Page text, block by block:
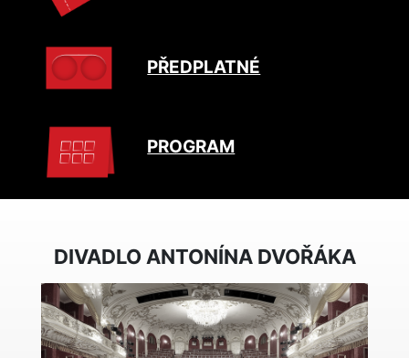
PŘEDPLATNÉ
PROGRAM
DIVADLO ANTONÍNA DVOŘÁKA